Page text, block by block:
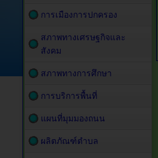
การเมืองการปกครอง
สภาพทางเศรษฐกิจและ
สังคม
สภาพทางการศึกษา
การบริการพื้นที่
แผนที่มุมมองถนน
ผลิตภัณฑ์ตำบล